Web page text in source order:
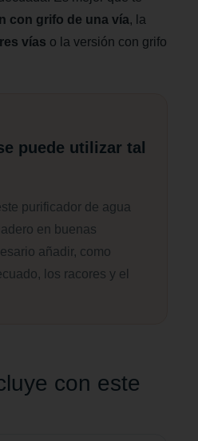
con grifo de una vía, la
vías o la versión con grifo
puede utilizar tal
purificador de agua
en buenas
añadir, como
los racores y el
con este